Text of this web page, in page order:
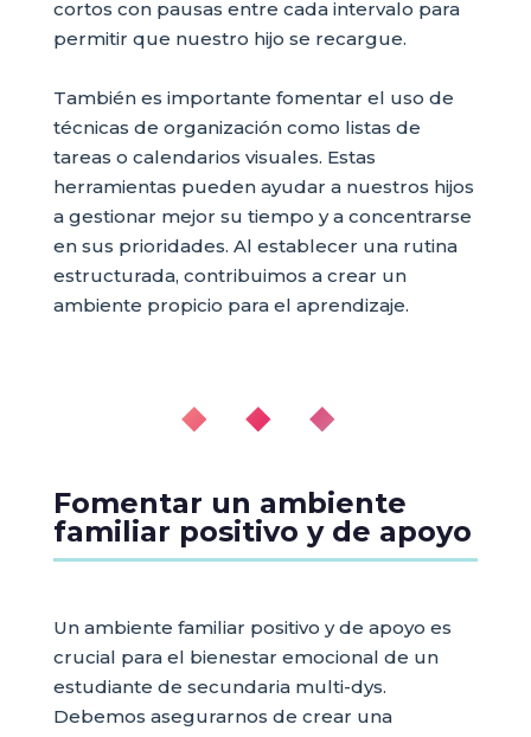
cortos con pausas entre cada intervalo para
permitir que nuestro hijo se recargue.
También es importante fomentar el uso de
técnicas de organización como listas de
tareas o calendarios visuales. Estas
herramientas pueden ayudar a nuestros hijos
a gestionar mejor su tiempo y a concentrarse
en sus prioridades. Al establecer una rutina
estructurada, contribuimos a crear un
ambiente propicio para el aprendizaje.
◆ ◆ ◆
Fomentar un ambiente
familiar positivo y de apoyo
Un ambiente familiar positivo y de apoyo es
crucial para el bienestar emocional de un
estudiante de secundaria multi-dys.
Debemos asegurarnos de crear una